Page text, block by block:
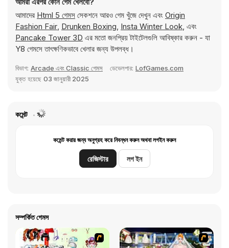
আমাদের Html 5 গেমস সেকশনে আরও গেম খুঁজে দেখুন এবং Origin
Fashion Fair, Drunken Boxing, Insta Winter Look, এবং
Pancake Tower 3D এর মতো জনপ্রিয় টাইটেলগুলি আবিষ্কার করুন - যা
Y8 গেমসে তাৎক্ষণিকভাবে খেলার জন্য উপলব্ধ।
বিভাগ: Arcade এবং Classic গেমস ডেভেলপার: LofGames.com
যুক্ত হয়েছে 03 জানুয়ারী 2025
কমেন্ট
কমেন্ট করার জন্য অনুগ্রহ করে নিবন্ধন করুন অথবা লগইন করুন
রেজিস্টার লগ ইন
সম্পর্কিত গেমস